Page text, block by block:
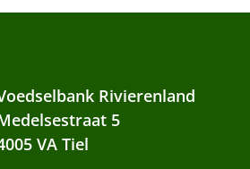
Rivierenland
5
VA Tiel